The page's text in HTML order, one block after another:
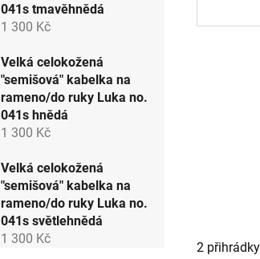
041s tmavěhnědá
1 300 Kč
Velká celokožená
"semišová" kabelka na
rameno/do ruky Luka no.
041s hnědá
1 300 Kč
Velká celokožená
"semišová" kabelka na
rameno/do ruky Luka no.
041s světlehnědá
1 300 Kč
2